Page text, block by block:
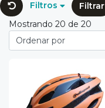
Filtros
Filtrar
Mostrando 20 de 20